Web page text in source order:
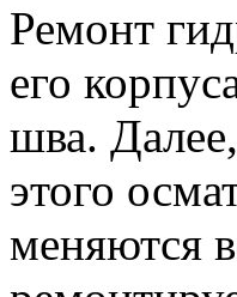
Ремонт
его
шва.
этого
меняются